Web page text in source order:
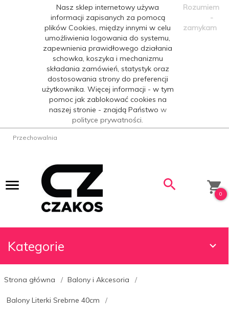
Nasz sklep internetowy używa
informacji zapisanych za pomocą
plików Cookies, między innymi w celu
umożliwienia logowania do systemu,
zapewnienia prawidłowego działania
schowka, koszyka i mechanizmu
składania zamówień, statystyk oraz
dostosowania strony do preferencji
użytkownika. Więcej informacji - w tym
pomoc jak zablokować cookies na
naszej stronie - znajdą Państwo w
polityce prywatności.
Rozumiem
-
zamykam
Przechowalnia
0
Kategorie
Strona główna Balony i Akcesoria
Balony Literki Srebrne 40cm